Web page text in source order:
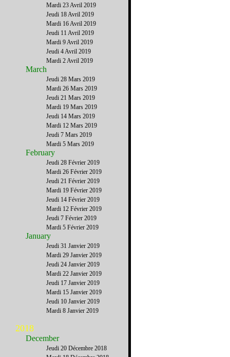
Mardi 23 Avril 2019
Jeudi 18 Avril 2019
Mardi 16 Avril 2019
Jeudi 11 Avril 2019
Mardi 9 Avril 2019
Jeudi 4 Avril 2019
Mardi 2 Avril 2019
March
Jeudi 28 Mars 2019
Mardi 26 Mars 2019
Jeudi 21 Mars 2019
Mardi 19 Mars 2019
Jeudi 14 Mars 2019
Mardi 12 Mars 2019
Jeudi 7 Mars 2019
Mardi 5 Mars 2019
February
Jeudi 28 Février 2019
Mardi 26 Février 2019
Jeudi 21 Février 2019
Mardi 19 Février 2019
Jeudi 14 Février 2019
Mardi 12 Février 2019
Jeudi 7 Février 2019
Mardi 5 Février 2019
January
Jeudi 31 Janvier 2019
Mardi 29 Janvier 2019
Jeudi 24 Janvier 2019
Mardi 22 Janvier 2019
Jeudi 17 Janvier 2019
Mardi 15 Janvier 2019
Jeudi 10 Janvier 2019
Mardi 8 Janvier 2019
2018
December
Jeudi 20 Décembre 2018